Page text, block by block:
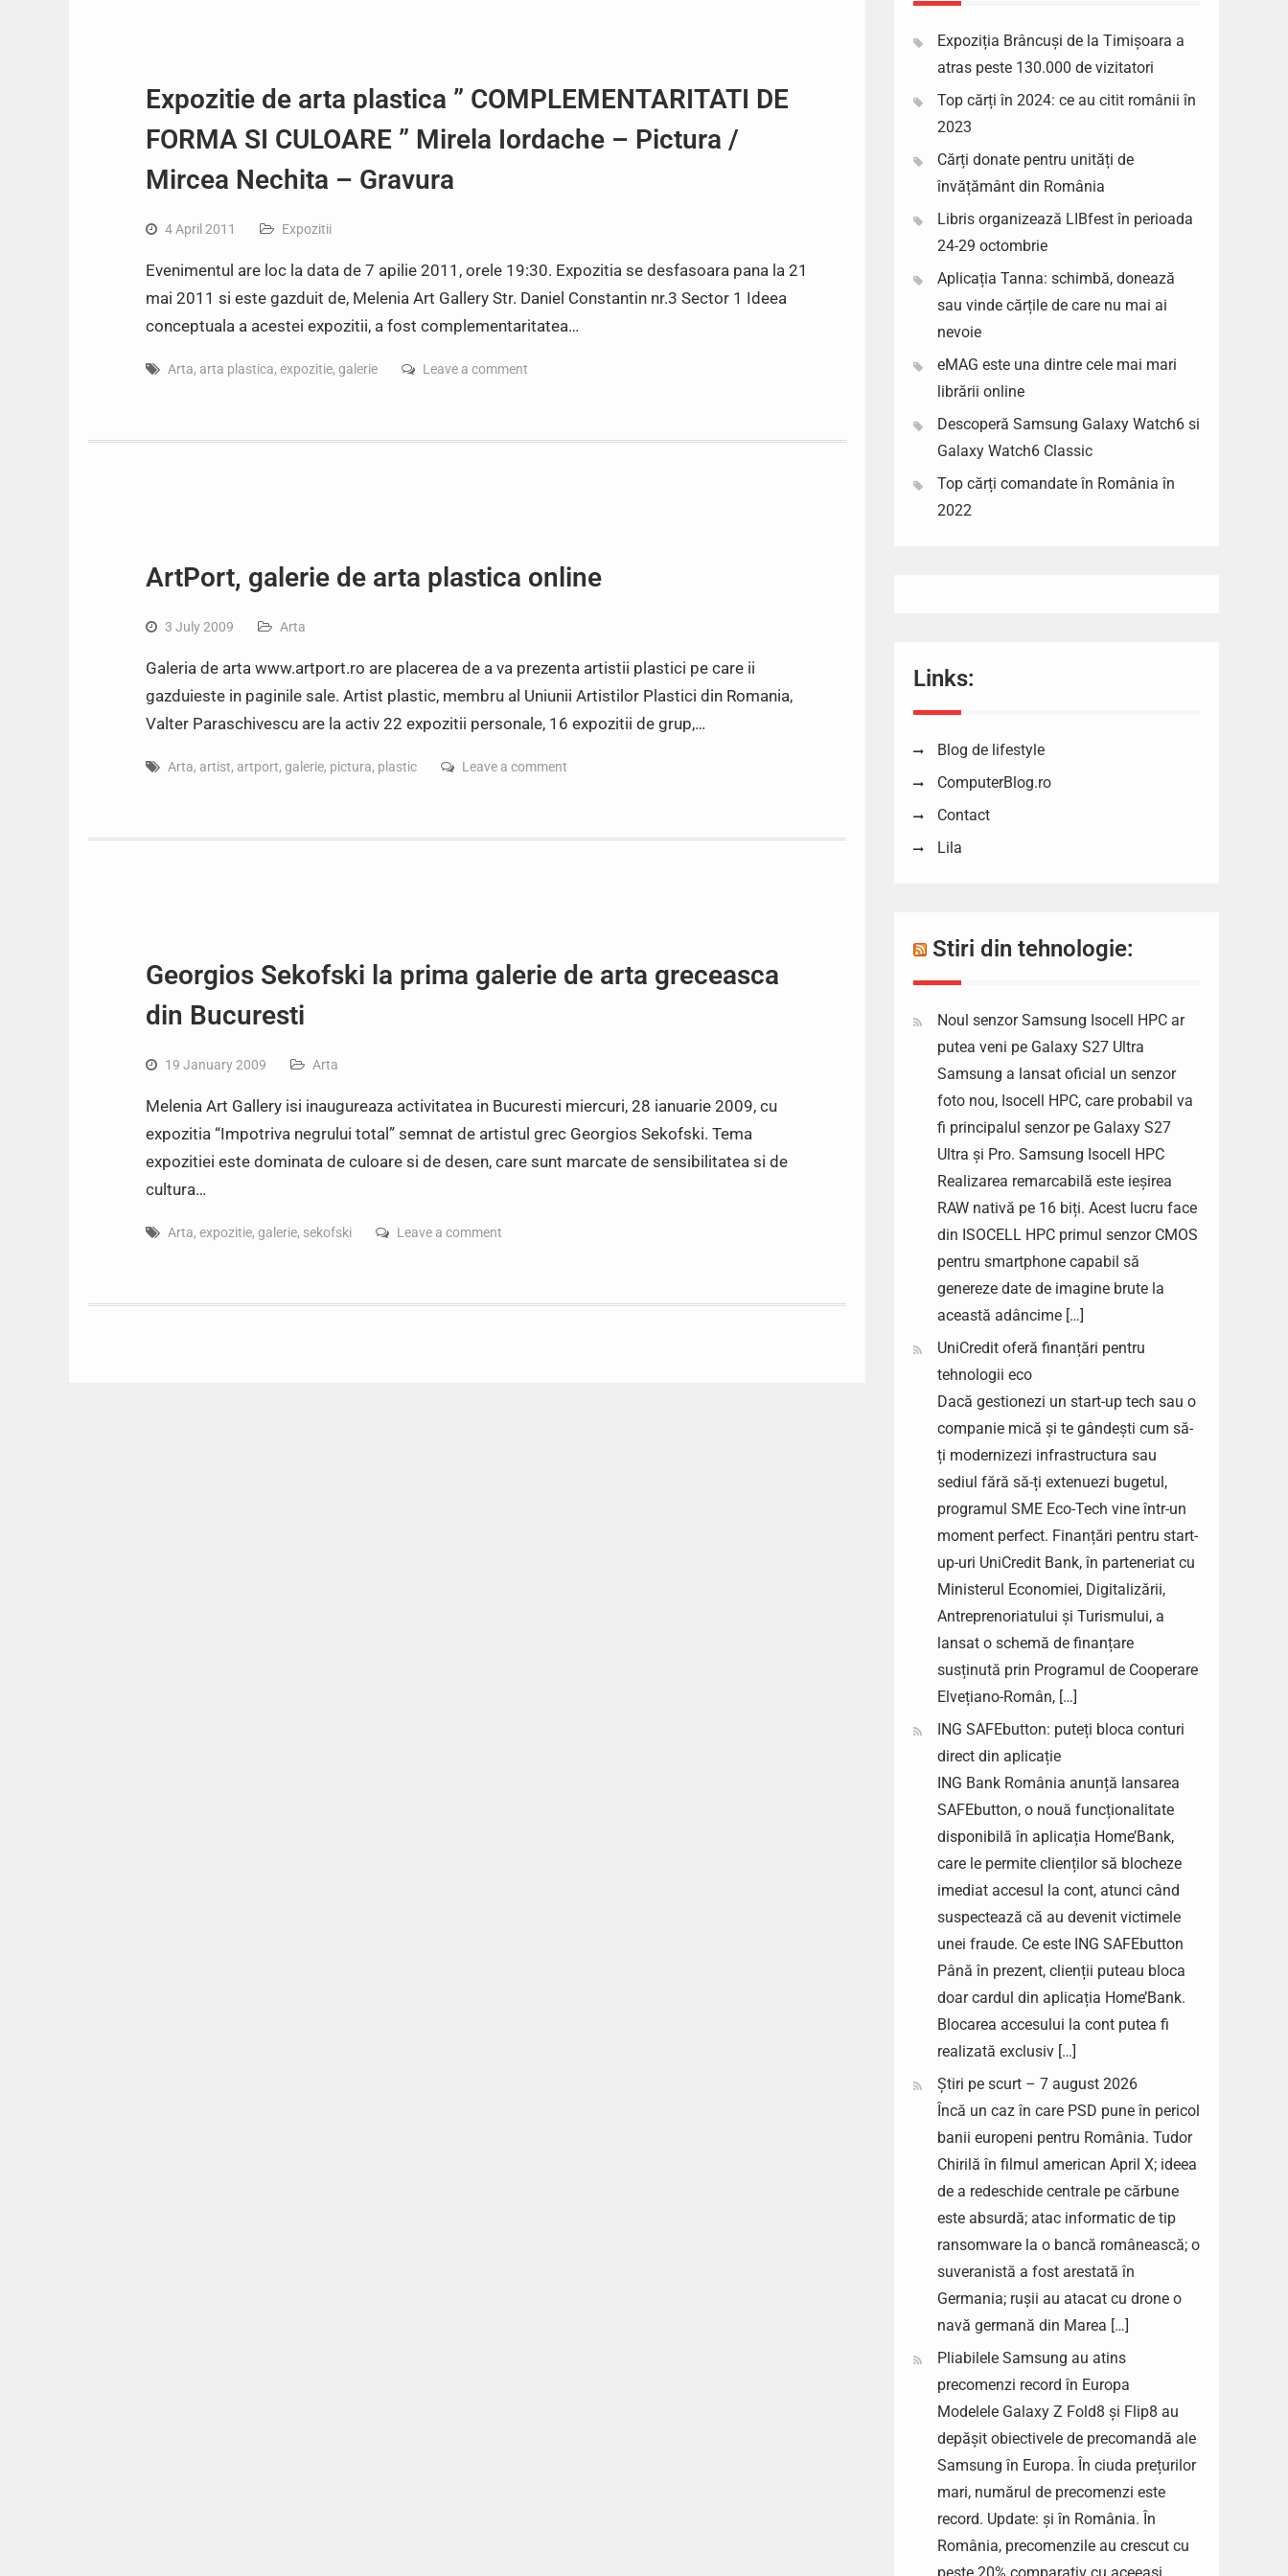
Expozitie de arta plastica ” COMPLEMENTARITATI DE
FORMA SI CULOARE ” Mirela Iordache – Pictura /
Mircea Nechita – Gravura
4 April 2011 Expozitii
Evenimentul are loc la data de 7 apilie 2011, orele 19:30. Expozitia se desfasoara pana la 21
mai 2011 si este gazduit de, Melenia Art Gallery Str. Daniel Constantin nr.3 Sector 1 Ideea
conceptuala a acestei expozitii, a fost complementaritatea…
Arta, arta plastica, expozitie, galerie Leave a comment
ArtPort, galerie de arta plastica online
3 July 2009 Arta
Galeria de arta www.artport.ro are placerea de a va prezenta artistii plastici pe care ii
gazduieste in paginile sale. Artist plastic, membru al Uniunii Artistilor Plastici din Romania,
Valter Paraschivescu are la activ 22 expozitii personale, 16 expozitii de grup,…
Arta, artist, artport, galerie, pictura, plastic Leave a comment
Georgios Sekofski la prima galerie de arta greceasca
din Bucuresti
19 January 2009 Arta
Melenia Art Gallery isi inaugureaza activitatea in Bucuresti miercuri, 28 ianuarie 2009, cu
expozitia “Impotriva negrului total” semnat de artistul grec Georgios Sekofski. Tema
expozitiei este dominata de culoare si de desen, care sunt marcate de sensibilitatea si de
cultura…
Arta, expozitie, galerie, sekofski Leave a comment
Expoziția Brâncuși de la Timișoara a
atras peste 130.000 de vizitatori
Top cărți în 2024: ce au citit românii în
2023
Cărți donate pentru unități de
învățământ din România
Libris organizează LIBfest în perioada
24-29 octombrie
Aplicația Tanna: schimbă, donează
sau vinde cărțile de care nu mai ai
nevoie
eMAG este una dintre cele mai mari
librării online
Descoperă Samsung Galaxy Watch6 si
Galaxy Watch6 Classic
Top cărți comandate în România în
2022
Links:
Blog de lifestyle
ComputerBlog.ro
Contact
Lila
Stiri din tehnologie:
Noul senzor Samsung Isocell HPC ar
putea veni pe Galaxy S27 Ultra
Samsung a lansat oficial un senzor
foto nou, Isocell HPC, care probabil va
fi principalul senzor pe Galaxy S27
Ultra și Pro. Samsung Isocell HPC
Realizarea remarcabilă este ieșirea
RAW nativă pe 16 biți. Acest lucru face
din ISOCELL HPC primul senzor CMOS
pentru smartphone capabil să
genereze date de imagine brute la
această adâncime […]
UniCredit oferă finanțări pentru
tehnologii eco
Dacă gestionezi un start-up tech sau o
companie mică și te gândești cum să-
ți modernizezi infrastructura sau
sediul fără să-ți extenuezi bugetul,
programul SME Eco-Tech vine într-un
moment perfect. Finanțări pentru start-
up-uri UniCredit Bank, în parteneriat cu
Ministerul Economiei, Digitalizării,
Antreprenoriatului și Turismului, a
lansat o schemă de finanțare
susținută prin Programul de Cooperare
Elvețiano-Român, […]
ING SAFEbutton: puteți bloca conturi
direct din aplicație
ING Bank România anunță lansarea
SAFEbutton, o nouă funcționalitate
disponibilă în aplicația Home’Bank,
care le permite clienților să blocheze
imediat accesul la cont, atunci când
suspectează că au devenit victimele
unei fraude. Ce este ING SAFEbutton
Până în prezent, clienții puteau bloca
doar cardul din aplicația Home’Bank.
Blocarea accesului la cont putea fi
realizată exclusiv […]
Știri pe scurt – 7 august 2026
Încă un caz în care PSD pune în pericol
banii europeni pentru România. Tudor
Chirilă în filmul american April X; ideea
de a redeschide centrale pe cărbune
este absurdă; atac informatic de tip
ransomware la o bancă românească; o
suveranistă a fost arestată în
Germania; rușii au atacat cu drone o
navă germană din Marea […]
Pliabilele Samsung au atins
precomenzi record în Europa
Modelele Galaxy Z Fold8 și Flip8 au
depășit obiectivele de precomandă ale
Samsung în Europa. În ciuda prețurilor
mari, numărul de precomenzi este
record. Update: și în România. În
România, precomenzile au crescut cu